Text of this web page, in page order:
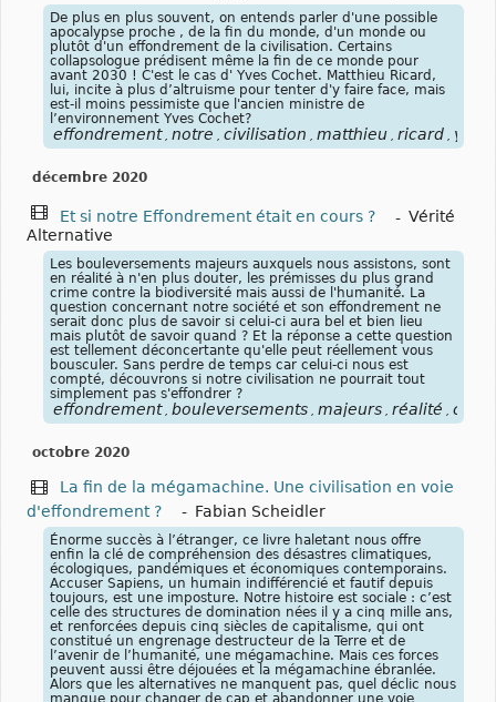
De plus en plus souvent, on entends parler d'une possible
apocalypse proche , de la fin du monde, d'un monde ou
plutôt d'un effondrement de la civilisation. Certains
collapsologue prédisent même la fin de ce monde pour
avant 2030 ! C'est le cas d' Yves Cochet. Matthieu Ricard,
lui, incite à plus d’altruisme pour tenter d'y faire face, mais
est-il moins pessimiste que l'ancien ministre de
l’environnement Yves Cochet?
effondrement notre civilisation matthieu ricard yves
décembre 2020
Et si notre Effondrement était en cours ? - Vérité
Alternative
Les bouleversements majeurs auxquels nous assistons, sont
en réalité à n'en plus douter, les prémisses du plus grand
crime contre la biodiversité mais aussi de l'humanité. La
question concernant notre société et son effondrement ne
serait donc plus de savoir si celui-ci aura bel et bien lieu
mais plutôt de savoir quand ? Et la réponse a cette question
est tellement déconcertante qu'elle peut réellement vous
bousculer. Sans perdre de temps car celui-ci nous est
compté, découvrons si notre civilisation ne pourrait tout
simplement pas s'effondrer ?
effondrement , bouleversements , majeurs , réalité ,
octobre 2020
La fin de la mégamachine. Une civilisation en voie
d'effondrement ?
- Fabian Scheidler
Énorme succès à l’étranger, ce livre haletant nous offre
enfin la clé de compréhension des désastres climatiques,
écologiques, pandémiques et économiques contemporains.
Accuser Sapiens, un humain indifférencié et fautif depuis
toujours, est une imposture. Notre histoire est sociale : c’est
celle des structures de domination nées il y a cinq mille ans,
et renforcées depuis cinq siècles de capitalisme, qui ont
constitué un engrenage destructeur de la Terre et de
l’avenir de l’humanité, une mégamachine. Mais ces forces
peuvent aussi être déjouées et la mégamachine ébranlée.
Alors que les alternatives ne manquent pas, quel déclic nous
manque pour changer de cap et abandonner une voie